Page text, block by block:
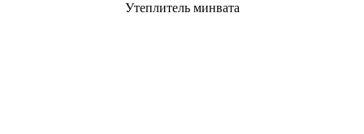
Утеплитель минвата